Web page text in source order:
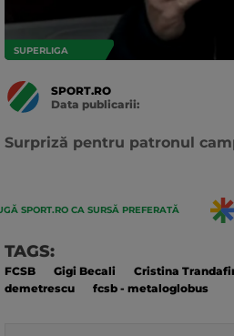
SUPERLIGA
SPORT.RO
Data publicarii:
Surpriză pentru patronul
SPORT.RO CA SURSĂ PREFERATĂ
TAGS:
FCSB Gigi Becali Cristina
demetrescu
fcsb - metaloglobus